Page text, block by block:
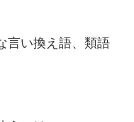
言い換え語、類語